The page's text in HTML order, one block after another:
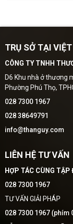
TRỤ SỞ TẠI
CÔNG TY TNHH
D6 Khu nhà ở thương
Phường Phú Thọ,
028 7300 1967
028 38649791
info@thanguy.com
LIÊN HỆ TƯ VẤN
HỢP TÁC CÙNG TẬP
028 7300 1967
TƯ VẤN GIẢI PHÁP
028 7300 1967 (phím